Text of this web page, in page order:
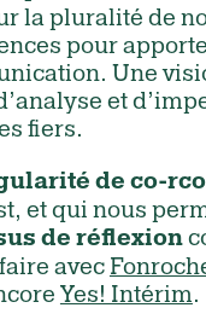
la pluralité de
pour
Une
et
fiers.
de co-rco
et qui nous
de réflexion
avec
Yes! Intérim.